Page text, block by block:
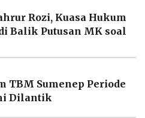
Rozi, Kuasa Hukum
Balik Putusan MK soal
TBM Sumenep Periode
Dilantik